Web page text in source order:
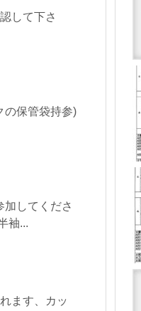
して下さ
の保管袋持参)
してくださ
袖...
ます、カッ